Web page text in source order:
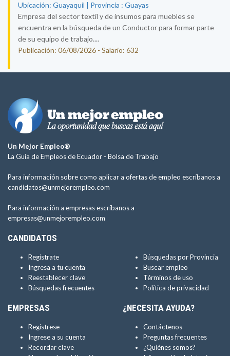
Ubicación: Guayaquil | Provincia : Guayas
Empresa del sector textil y de insumos para muebles se
encuentra en la búsqueda de un Conductor para formar parte
de su equipo de trabajo....
Publicación: 06/08/2026 - Salario: 632
Un Mejor Empleo®
La Guía de Empleos de Ecuador - Bolsa de Trabajo
Para información sobre como aplicar a ofertas de empleo escríbanos a
candidatos@unmejorempleo.com
Para información a empresas escríbanos a
empresas@unmejorempleo.com
CANDIDATOS
Regístrate
Ingresa a tu cuenta
Reestablecer clave
Búsquedas frecuentes
Búsquedas por Provincia
Buscar empleo
Términos de uso
Política de privacidad
EMPRESAS
Regístrese
Ingrese a su cuenta
Recordar clave
¿NECESITA AYUDA?
Contáctenos
Preguntas frecuentes
¿Quiénes somos?